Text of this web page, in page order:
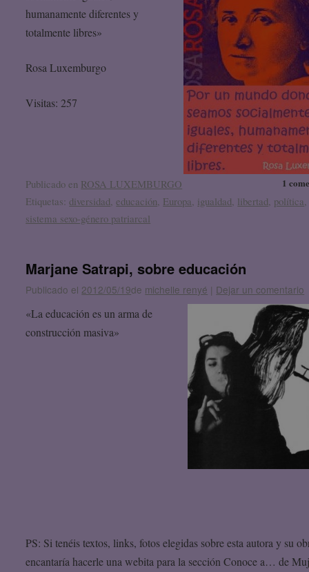
humanamente diferentes y
totalmente libres»
Rosa Luxemburgo
Visitas: 257
1
Publicado en ROSA LUXEMBURGO
Etiquetas: diversidad ,educación Europa igualdad libertad política
sistema sexo-género patriarcal
Marjane Satrapi, sobre educación
Publicado el 2012/05/19de michelle renyé | Dejar un comentario
«La educación es un arma de
construcción masiva»
PS: Si tenéis textos, links, fotos elegidas sobre esta autora y su
encantaría hacerle una webita para la sección Conoce a… de